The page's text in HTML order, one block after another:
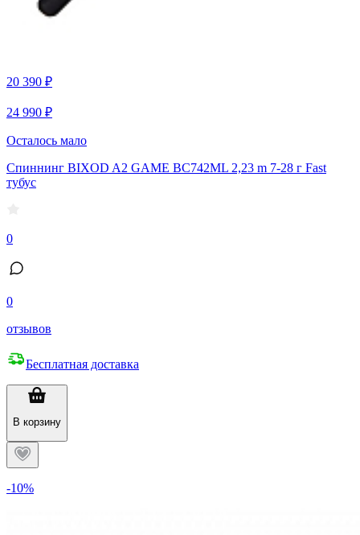
20 390 ₽
24 990 ₽
Осталось мало
Спиннинг BIXOD A2 GAME BC742ML 2,23 m 7-28 г Fast
тубус
0
0
отзывов
Бесплатная доставка
В корзину
-10%